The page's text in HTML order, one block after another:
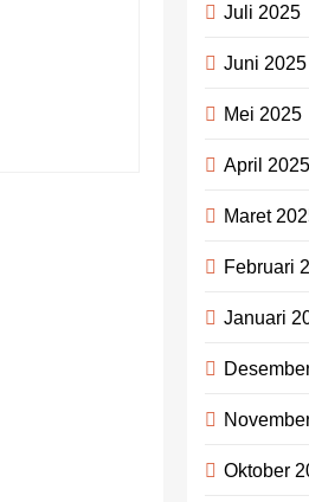
Juli 2025
Juni 2025
Mei 2025
April 2025
Maret
Februari
Januari
Oktober